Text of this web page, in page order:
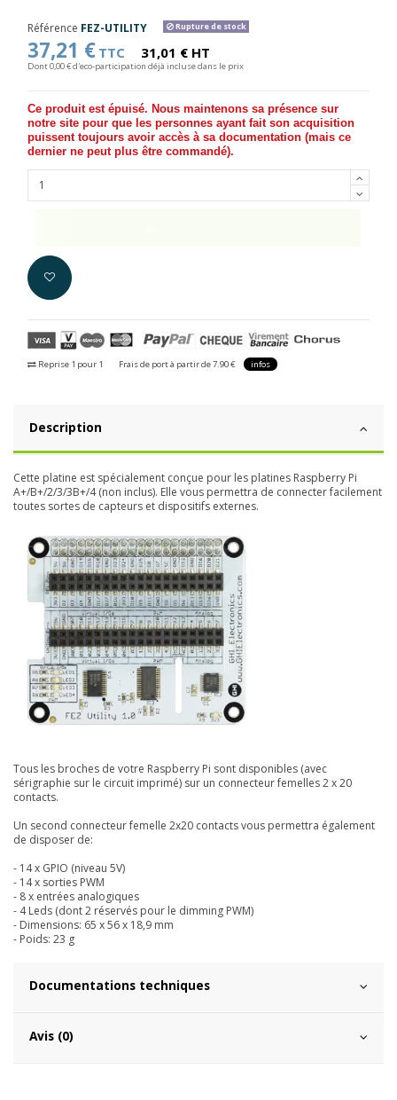
Référence FEZ-UTILITY Rupture de stock
37,21 € TTC 31,01 € HT
Dont 0,00 € d'eco-participation déjà incluse dans le prix
Ce produit est épuisé. Nous maintenons sa présence sur
notre site pour que les personnes ayant fait son acquisition
puissent toujours avoir accès à sa documentation (mais ce
dernier ne peut plus être commandé).
Reprise 1 pour 1 Frais de port à partir de 7.90 € infos
Description
Cette platine est spécialement conçue pour les platines Raspberry Pi
A+/B+/2/3/3B+/4 (non inclus). Elle vous permettra de connecter facilement
toutes sortes de capteurs et dispositifs externes.
Tous les broches de votre Raspberry Pi sont disponibles (avec
sérigraphie sur le circuit imprimé) sur un connecteur femelles 2 x 20
contacts.
Un second connecteur femelle 2x20 contacts vous permettra également
de disposer de:
- 14 x GPIO (niveau 5V)
- 14 x sorties PWM
- 8 x entrées analogiques
- 4 Leds (dont 2 réservés pour le dimming PWM)
- Dimensions: 65 x 56 x 18,9 mm
- Poids: 23 g
Documentations techniques
Avis (0)